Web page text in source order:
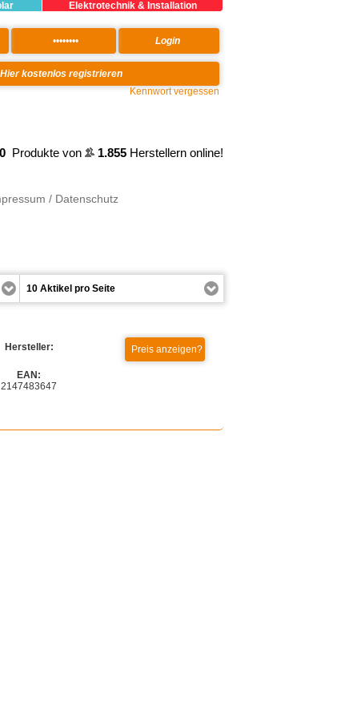
Elektrotechnik & Installation
Kennwort vergessen
0 Produkte von 1.855 Herstellern online!
/ Datenschutz
Hersteller:
EAN:
2147483647